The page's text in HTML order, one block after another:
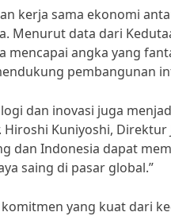
kerja sama ekonomi
Menurut data dari
angka yang
pembangunan
dan inovasi juga
Kuniyoshi, Direktur
dan Indonesia dapat
saing di pasar global.”
yang kuat dari